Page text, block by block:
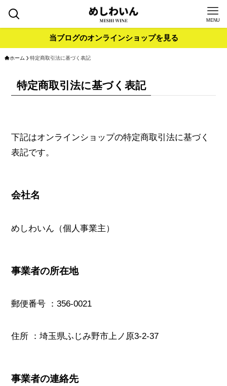
MENU
当ブログのオンラインショップを見る
ホーム 特定商取引法に基づく表記
特定商取引法に基づく表記
下記はオンラインショップの特定商取引法に基づく
表記です。
会社名
めしわいん（個人事業主）
事業者の所在地
郵便番号 ：356-0021
住所 ：埼玉県ふじみ野市上ノ原3-2-37
事業者の連絡先